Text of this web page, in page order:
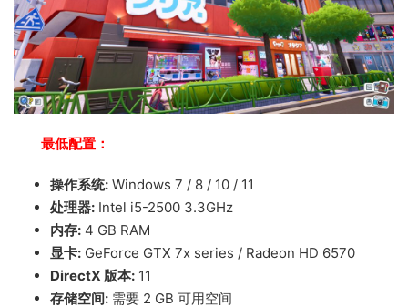
最低配置：
操作系统: Windows 7 / 8 / 10 / 11
处理器: Intel i5-2500 3.3GHz
内存: 4 GB RAM
显卡: GeForce GTX 7x series / Radeon HD 6570
DirectX 版本: 11
存储空间: 需要 2 GB 可用空间